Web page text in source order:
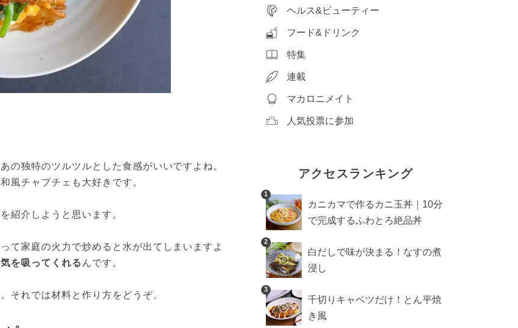
の独特のツルツルとした食感がいいですよね。
風チャプチェも大好きです。
紹介しようと思います。
て家庭の火力で炒めると水が出てしまいますよ
を吸ってくれる んです。
それでは材料と作り方をどうぞ。
ヘルス&ビューティー
フード&ドリンク
特集
連載
マカロニメイト
人気投票に参加
アクセスランキング
1
カニカマで作るカニ玉丼｜10分
で完成するふわとろ絶品丼
2
白だしで味が決まる！なすの煮
浸し
3
千切りキャベツだけ！とん平焼
き風